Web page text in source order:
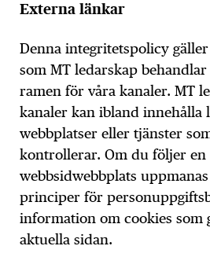
Externa länkar
Denna integritetspolicy
som MT ledarskap
ramen för våra kanaler. MT
kanaler kan ibland innehålla
webbplatser eller tjänster
kontrollerar. Om du följer
webbsidwebbplats
principer för
information om cookies som
aktuella sidan.